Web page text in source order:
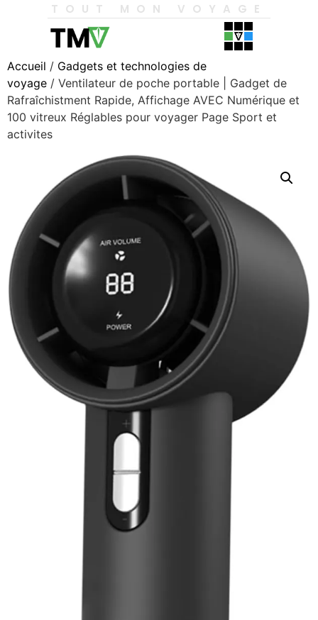
TOUT MON VOYAGE
Accueil / Gadgets et technologies de
voyage / Ventilateur de poche portable | Gadget de
Rafraîchistment Rapide, Affichage AVEC Numérique et
100 vitreux Réglables pour voyager Page Sport et
activites